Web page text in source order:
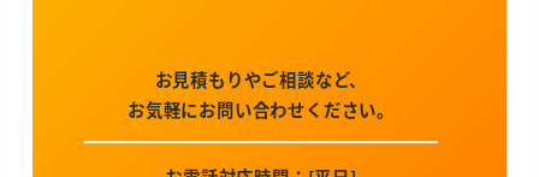
お見積もりやご相談など、
お気軽にお問い合わせください。